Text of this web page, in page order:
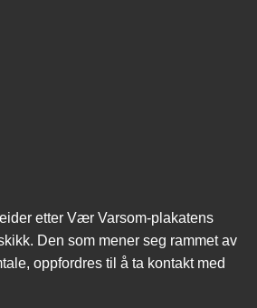
etter Vær Varsom-plakatens
Den som mener seg rammet av
oppfordres til å ta kontakt med